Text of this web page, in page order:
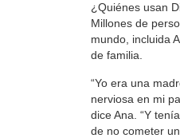
¿Quiénes usan
Millones de
mundo, incluida
de familia.
“Yo era una
nerviosa en mi
dice Ana. “Y
de no cometer